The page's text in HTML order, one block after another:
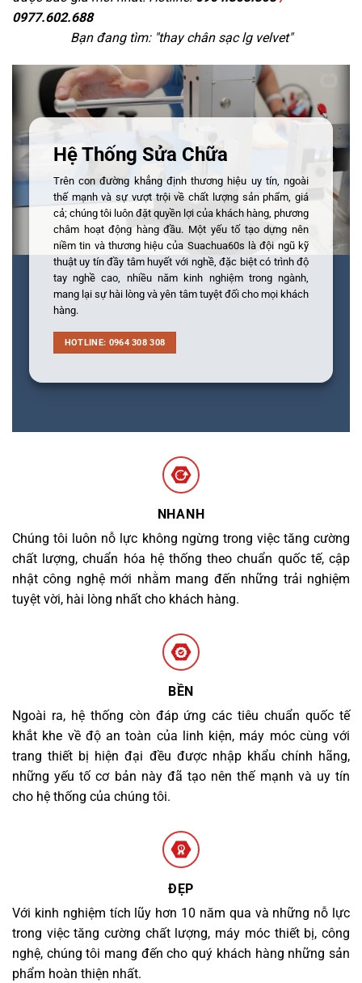
0977.602.688
Bạn đang tìm: "thay chân sạc lg velvet"
Hệ Thống Sửa Chữa
Trên con đường khẳng định thương hiệu uy tín, ngoài
thế mạnh và sự vượt trội về chất lượng sản phẩm, giá
cả; chúng tôi luôn đặt quyền lợi của khách hàng, phương
châm hoạt động hàng đầu. Một yếu tố tạo dựng nên
niềm tin và thương hiệu của Suachua60s là đội ngũ kỹ
thuật uy tín đầy tâm huyết với nghề, đặc biệt có trình độ
tay nghề cao, nhiều năm kinh nghiệm trong ngành,
mang lại sự hài lòng và yên tâm tuyệt đối cho mọi khách
hàng.
HOTLINE: 0964 308 308
NHANH
Chúng tôi luôn nỗ lực không ngừng trong việc tăng cường
chất lượng, chuẩn hóa hệ thống theo chuẩn quốc tế, cập
nhật công nghệ mới nhằm mang đến những trải nghiệm
tuyệt vời, hài lòng nhất cho khách hàng.
BỀN
Ngoài ra, hệ thống còn đáp ứng các tiêu chuẩn quốc tế
khắt khe về độ an toàn của linh kiện, máy móc cùng với
trang thiết bị hiện đại đều được nhập khẩu chính hãng,
những yếu tố cơ bản này đã tạo nên thế mạnh và uy tín
cho hệ thống của chúng tôi.
ĐẸP
Với kinh nghiệm tích lũy hơn 10 năm qua và những nỗ lực
trong việc tăng cường chất lượng, máy móc thiết bị, công
nghệ, chúng tôi mang đến cho quý khách hàng những sản
phẩm hoàn thiện nhất.